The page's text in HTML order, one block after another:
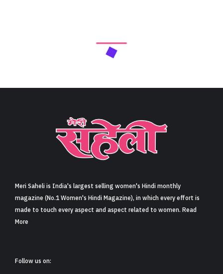
Meri Saheli is India's largest selling women's Hindi monthly
magazine (No.1 Women's Hindi Magazine), in which every effort is
made to touch every aspect and aspect related to women. Read
More
Follow us on: